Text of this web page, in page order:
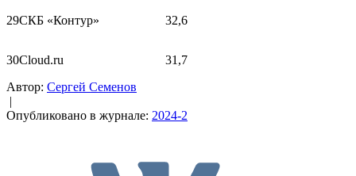
29СКБ «Контур» 32,6
30Cloud.ru
31,7
Автор: Сергей Семенов
Опубликовано в журнале: 2024-2